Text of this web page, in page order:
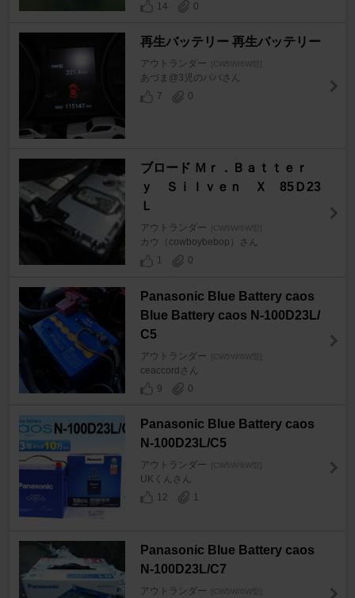
14
0
再生バッテリー 再生バッテリー
アウトランダー [CW5W/6W型]
あづま@3児のパパさん
7
0
ブロード Ｍｒ．Ｂａｔｔｅｒ
ｙ Ｓｉｌｖｅｎ Ｘ 85Ｄ23
Ｌ
アウトランダー [CW5W/6W型]
カウ（cowboybebop）さん
1
0
Panasonic Blue Battery caos
Blue Battery caos N-100D23L/
C5
アウトランダー [CW5W/6W型]
ceaccordさん
9
0
Panasonic Blue Battery caos
N-100D23L/C5
アウトランダー [CW5W/6W型]
UKくんさん
12
1
Panasonic Blue Battery caos
N-100D23L/C7
アウトランダー [CW5W/6W型]